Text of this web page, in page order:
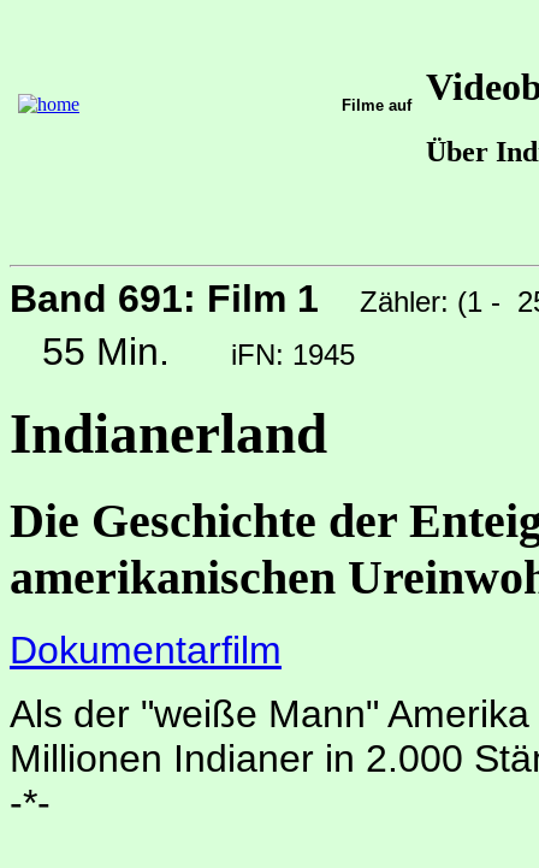
Filme auf
Über
Band 691: Film 1 Zähler: (1 -
55 Min. iFN: 1945
Indianerland
Die Geschichte der
amerikanischen
Dokumentarfilm
Als der "weiße Mann"
Millionen Indianer in 2.000
-*-